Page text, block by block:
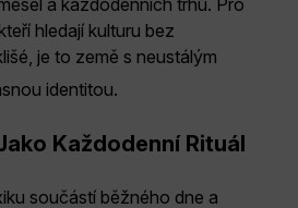
a každodenních trhů. Pro
hledají kulturu bez
je to země s neustálým
identitou.
Každodenní Rituál
součástí běžného dne a